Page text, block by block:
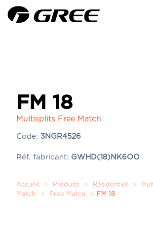
FM 18
Multisplits Free Match
Code: 3NGR4526
Réf. fabricant: GWHD(18)NK6OO
Accueil > Produits > Résidentiel >
Match
> Free Match > FM 18